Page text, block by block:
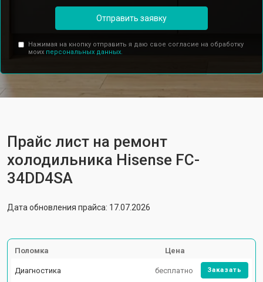
Отправить заявку
Нажимая на кнопку отправить я даю свое согласие на обработку
моих персональных данных.
Прайс лист на ремонт
холодильника Hisense FC-
34DD4SA
Дата обновления прайса: 17.07.2026
Поломка Цена
Диагностика бесплатно Заказать